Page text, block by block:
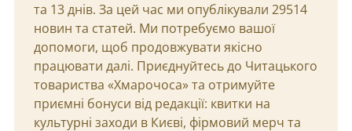
та 13 днів. За цей час ми опублікували 29514
новин та статей. Ми потребуємо вашої
допомоги, щоб продовжувати якісно
працювати далі. Приєднуйтесь до Читацького
товариства «Хмарочоса» та отримуйте
приємні бонуси від редакції: квитки на
культурні заходи в Києві, фірмовий мерч та